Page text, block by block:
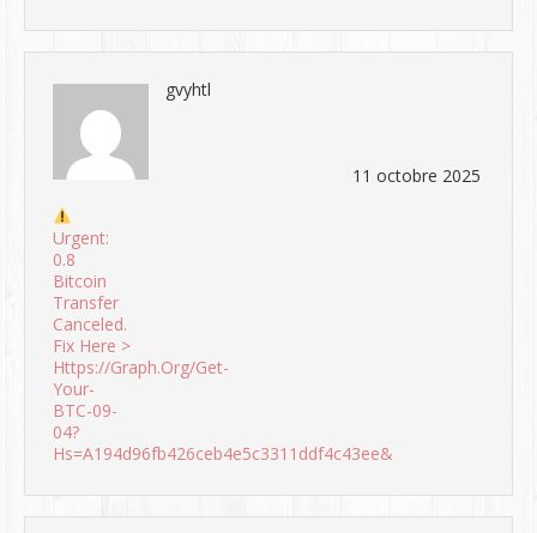
Urgent:
0.8
Bitcoin
Transfer
Canceled.
Fix Here >
Https://graph.org/Get-
Your-
BTC-09-
04?
Hs=a194d96fb426ceb4e5c3311ddf4c43ee&
gvyhtl
11 octobre 2025